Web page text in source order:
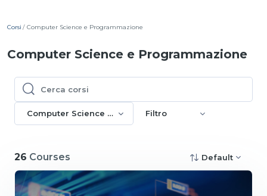
Corsi Computer Science e Programmazione
Computer Science e Programmazione
Cerca corsi
Cerca corsi
Computer Science e Programmazione
Filtro
26 Courses Default